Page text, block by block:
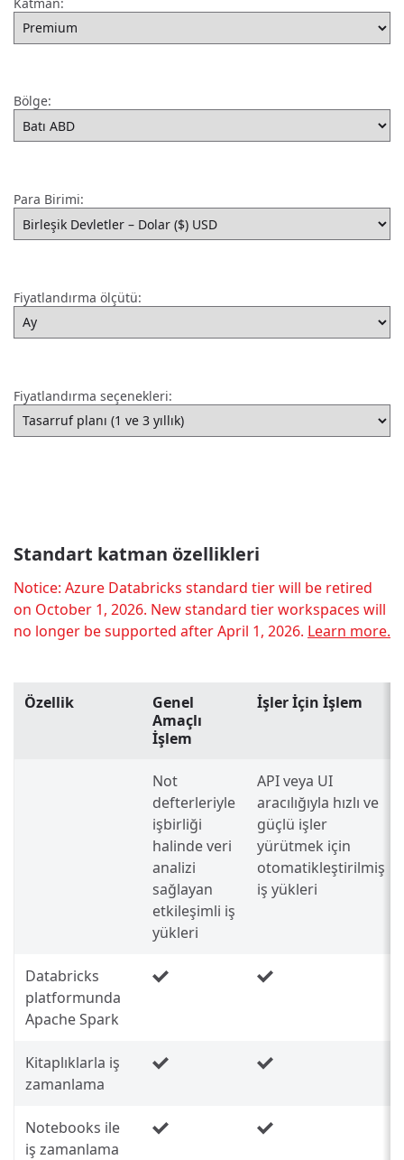
Bölge:
Para Birimi:
Fiyatlandırma ölçütü:
Fiyatlandırma seçenekleri:
Standart katman özellikleri
Notice: Azure Databricks standard tier will be retired
on October 1, 2026. New standard tier workspaces will
no longer be supported after April 1, 2026. Learn more.
Özellik
Genel
Amaçlı
İşlem
İşler İçin İşlem
Not
defterleriyle
işbirliği
halinde veri
analizi
sağlayan
etkileşimli iş
yükleri
API veya UI
aracılığıyla hızlı ve
güçlü işler
yürütmek için
otomatikleştirilmiş
iş yükleri
Databricks
platformunda
Apache Spark
Kitaplıklarla iş
zamanlama
Notebooks ile
iş zamanlama